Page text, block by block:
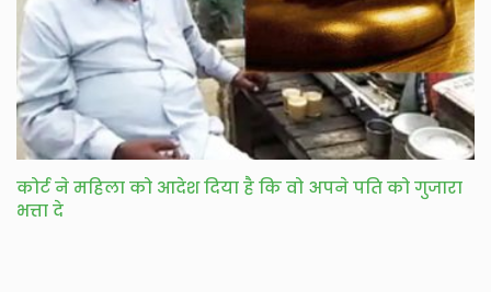
कोर्ट ने महिला को आदेश दिया है कि वो अपने पति को गुजारा
भत्ता दे